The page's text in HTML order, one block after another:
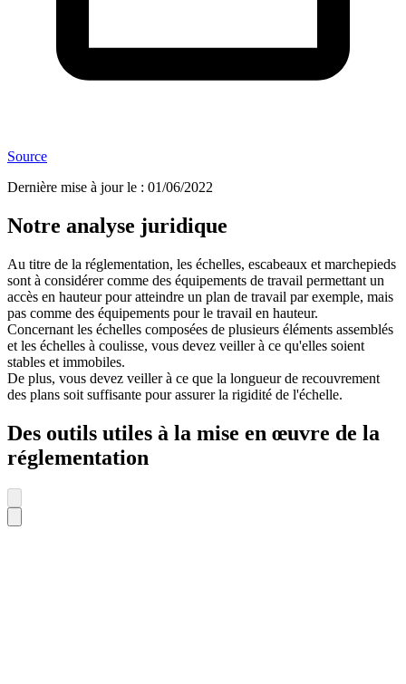
Source
Dernière mise à jour le : 01/06/2022
Notre analyse juridique
Au titre de la réglementation, les échelles, escabeaux et marchepieds
sont à considérer comme des équipements de travail permettant un
accès en hauteur pour atteindre un plan de travail par exemple, mais
pas comme des équipements pour le travail en hauteur.
Concernant les échelles composées de plusieurs éléments assemblés
et les échelles à coulisse, vous devez veiller à ce qu'elles soient
stables et immobiles.
De plus, vous devez veiller à ce que la longueur de recouvrement
des plans soit suffisante pour assurer la rigidité de l'échelle.
Des outils utiles à la mise en œuvre de la
réglementation